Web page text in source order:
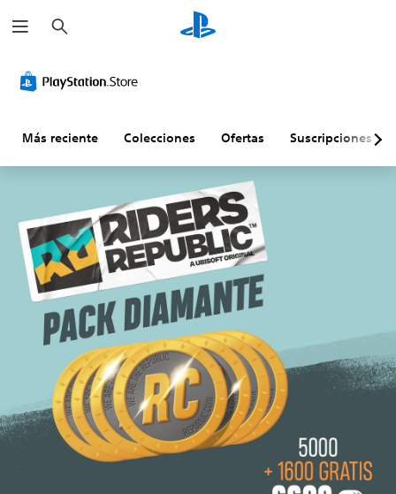
u
s
r
Más reciente Colecciones Ofertas Suscripciones